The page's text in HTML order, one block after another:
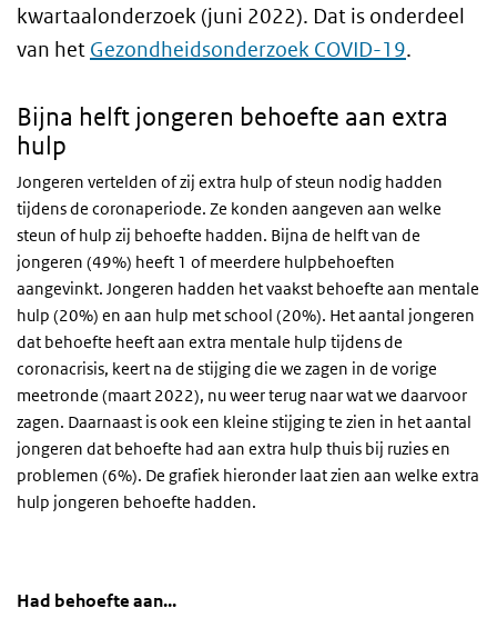
kwartaalonderzoek (juni 2022). Dat is onderdeel
van het Gezondheidsonderzoek COVID-19.
Bijna helft jongeren behoefte aan extra
hulp
Jongeren vertelden of zij extra hulp of steun nodig hadden
tijdens de coronaperiode. Ze konden aangeven aan welke
steun of hulp zij behoefte hadden. Bijna de helft van de
jongeren (49%) heeft 1 of meerdere hulpbehoeften
aangevinkt. Jongeren hadden het vaakst behoefte aan mentale
hulp (20%) en aan hulp met school (20%). Het aantal jongeren
dat behoefte heeft aan extra mentale hulp tijdens de
coronacrisis, keert na de stijging die we zagen in de vorige
meetronde (maart 2022), nu weer terug naar wat we daarvoor
zagen. Daarnaast is ook een kleine stijging te zien in het aantal
jongeren dat behoefte had aan extra hulp thuis bij ruzies en
problemen (6%). De grafiek hieronder laat zien aan welke extra
hulp jongeren behoefte hadden.
Binnen de groep die extra hulp nodig had
Sla de grafiek 'Had behoefte aan...' over en ga naar de datatabel
Had behoefte aan...
Had behoefte aan...